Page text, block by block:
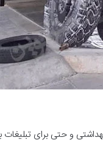
و حتی برای